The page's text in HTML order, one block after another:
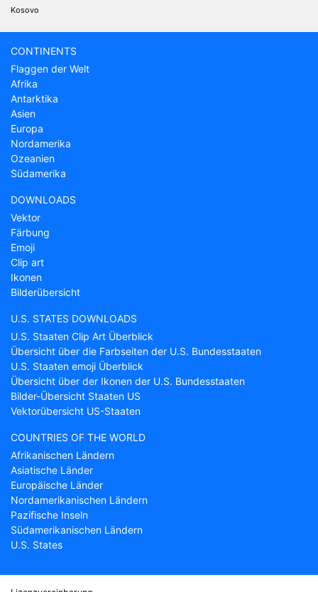
Kosovo
CONTINENTS
Flaggen der Welt
Afrika
Antarktika
Asien
Europa
Nordamerika
Ozeanien
Südamerika
DOWNLOADS
Vektor
Färbung
Emoji
Clip art
Ikonen
Bilderübersicht
U.S. STATES DOWNLOADS
U.S. Staaten Clip Art Überblick
Übersicht über die Farbseiten der U.S. Bundesstaaten
U.S. Staaten emoji Überblick
Übersicht über der Ikonen der U.S. Bundesstaaten
Bilder-Übersicht Staaten US
Vektorübersicht US-Staaten
COUNTRIES OF THE WORLD
Afrikanischen Ländern
Asiatische Länder
Europäische Länder
Nordamerikanischen Ländern
Pazifische Inseln
Südamerikanischen Ländern
U.S. States